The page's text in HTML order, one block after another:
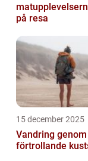
på resa
15 december 2025
Vandring genom
förtrollande